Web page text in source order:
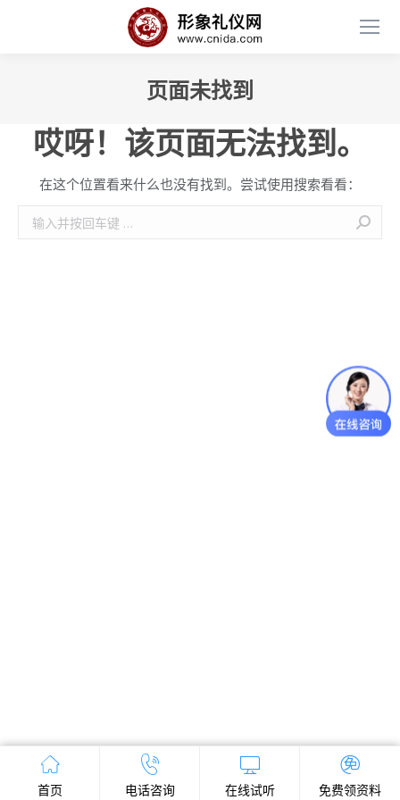
页面未找到
哎呀！该页面无法找到。
在这个位置看来什么也没有找到。尝试使用搜索看看：
首页 电话咨询 在线试听 免费领资料